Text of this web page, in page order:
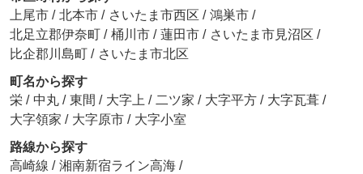
上尾市 / 北本市 / さいたま市西区 / 鴻巣市 /
北足立郡伊奈町 / 桶川市 / 蓮田市 / さいたま市見沼区 /
比企郡川島町 / さいたま市北区
町名から探す
栄 / 中丸 / 東間 / 大字上 / 二ツ家 / 大字平方 / 大字瓦葺 /
大字領家 / 大字原市 / 大字小室
路線から探す
高崎線 / 湘南新宿ライン高海 /